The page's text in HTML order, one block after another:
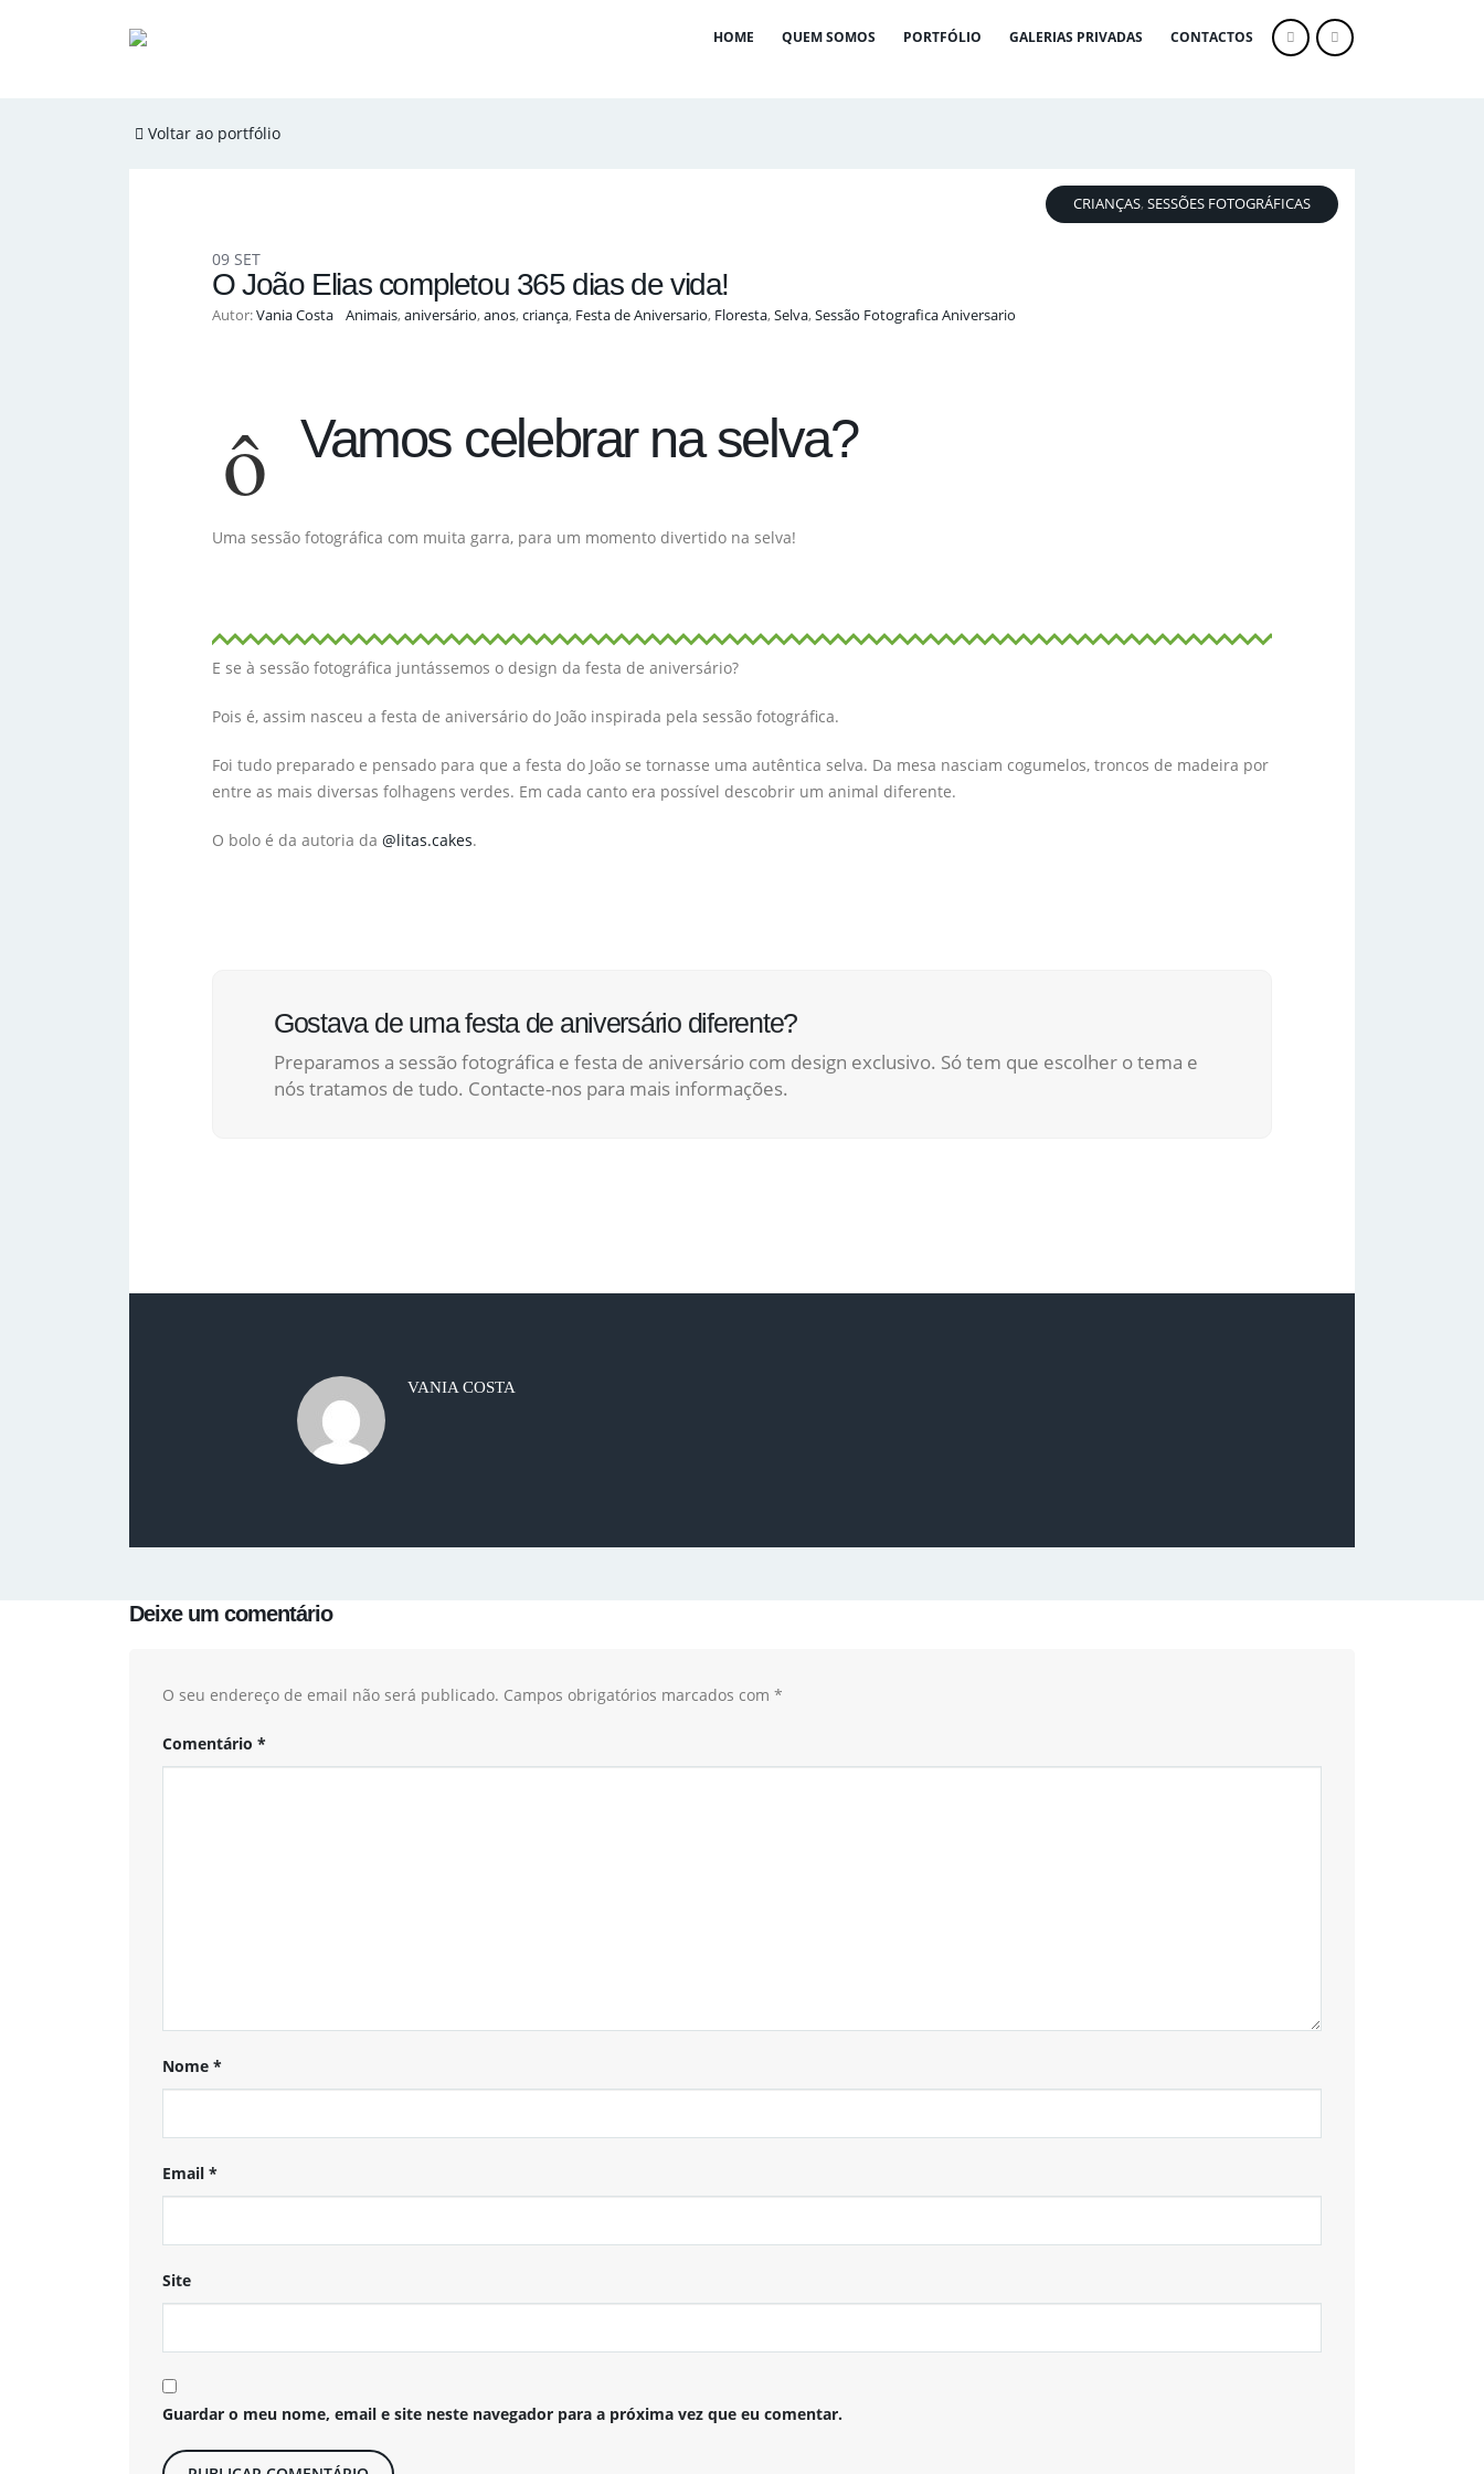
HOME QUEM SOMOS PORTFÓLIO GALERIAS PRIVADAS CONTACTOS
Voltar ao portfólio
09 SET
O João Elias completou 365 dias de vida!
Autor:Vania Costa
CRIANÇAS, SESSÕES FOTOGRÁFICAS
Animais,aniversário,anos,criança, Festa de Aniversario, Floresta,Selva,Sessão Fotografica Aniversario
Vamos celebrar na selva?
Uma sessão fotográfica com muita garra, para um momento divertido na selva!
E se à sessão fotográfica juntássemos o design da festa de aniversário?
Pois é, assim nasceu a festa de aniversário do João inspirada pela sessão fotográfica.
Foi tudo preparado e pensado para que a festa do João se tornasse uma autêntica selva. Da mesa nasciam cogumelos, troncos de madeira por
entre as mais diversas folhagens verdes. Em cada canto era possível descobrir um animal diferente.
O bolo é da autoria da @litas.cakes.
Gostava de uma festa de aniversário diferente?
Preparamos a sessão fotográfica e festa de aniversário com design exclusivo. Só tem que escolher o tema e
nós tratamos de tudo. Contacte-nos para mais informações.
VANIA COSTA
Deixe um comentário
O seu endereço de email não será publicado. Campos obrigatórios marcados com *
Comentário *
Nome *
Email *
Site
Guardar o meu nome, email e site neste navegador para a próxima vez que eu comentar.